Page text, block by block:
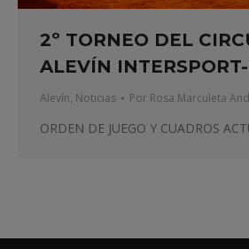
2º TORNEO DEL
ALEVÍN
Alevín, Noticias Por Rosa Marculeta
ORDEN DE JUEGO Y CUADROS